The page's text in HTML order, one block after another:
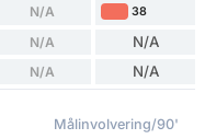
N/A 38
N/A N/A
N/A N/A
Målinvolvering/90'